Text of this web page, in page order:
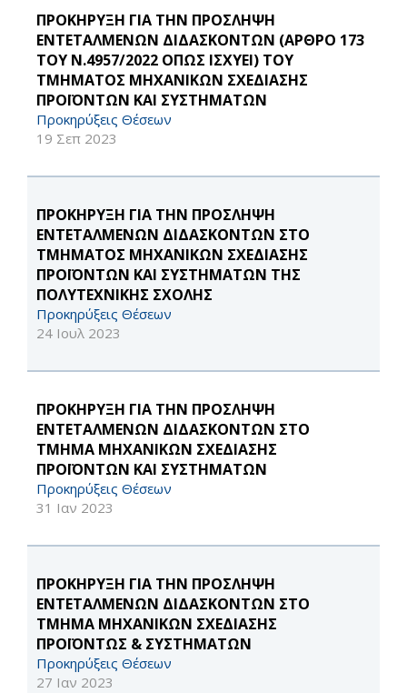
ΠΡΟΚΗΡΥΞΗ ΓΙΑ ΤΗΝ ΠΡΟΣΛΗΨΗ
ΕΝΤΕΤΑΛΜΕΝΩΝ ΔΙΔΑΣΚΟΝΤΩΝ (ΑΡΘΡΟ 173
ΤΟΥ Ν.4957/2022 ΟΠΩΣ ΙΣΧΥΕΙ) ΤΟΥ
ΤΜΗΜΑΤΟΣ ΜΗΧΑΝΙΚΩΝ ΣΧΕΔΙΑΣΗΣ
ΠΡΟΪΟΝΤΩΝ ΚΑΙ ΣΥΣΤΗΜΑΤΩΝ
Προκηρύξεις Θέσεων
19 Σεπ 2023
ΠΡΟΚΗΡΥΞΗ ΓΙΑ ΤΗΝ ΠΡΟΣΛΗΨΗ
ΕΝΤΕΤΑΛΜΕΝΩΝ ΔΙΔΑΣΚΟΝΤΩΝ ΣΤΟ
ΤΜΗΜΑΤΟΣ ΜΗΧΑΝΙΚΩΝ ΣΧΕΔΙΑΣΗΣ
ΠΡΟΪΟΝΤΩΝ ΚΑΙ ΣΥΣΤΗΜΑΤΩΝ ΤΗΣ
ΠΟΛΥΤΕΧΝΙΚΗΣ ΣΧΟΛΗΣ
Προκηρύξεις Θέσεων
24 Ιουλ 2023
ΠΡΟΚΗΡΥΞΗ ΓΙΑ ΤΗΝ ΠΡΟΣΛΗΨΗ
ΕΝΤΕΤΑΛΜΕΝΩΝ ΔΙΔΑΣΚΟΝΤΩΝ ΣΤΟ
ΤΜΗΜΑ ΜΗΧΑΝΙΚΩΝ ΣΧΕΔΙΑΣΗΣ
ΠΡΟΪΟΝΤΩΝ ΚΑΙ ΣΥΣΤΗΜΑΤΩΝ
Προκηρύξεις Θέσεων
31 Ιαν 2023
ΠΡΟΚΗΡΥΞΗ ΓΙΑ ΤΗΝ ΠΡΟΣΛΗΨΗ
ΕΝΤΕΤΑΛΜΕΝΩΝ ΔΙΔΑΣΚΟΝΤΩΝ ΣΤΟ
ΤΜΗΜΑ ΜΗΧΑΝΙΚΩΝ ΣΧΕΔΙΑΣΗΣ
ΠΡΟΪΟΝΤΩΣ & ΣΥΣΤΗΜΑΤΩΝ
Προκηρύξεις Θέσεων
27 Ιαν 2023